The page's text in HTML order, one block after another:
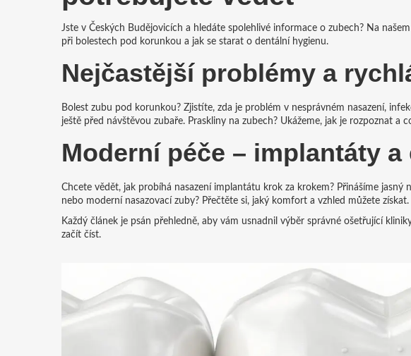
Jste v Českých Budějovicích a hledáte spolehlivé informace o zubech? Na
při bolestech pod korunkou a jak se starat o dentální hygienu.
Nejčastější problémy a
Bolest zubu pod korunkou? Zjistíte, zda je problém v nesprávném nasazení,
ještě před návštěvou zubaře. Praskliny na zubech? Ukážeme, jak je rozpoznat a
Moderní péče – implantáty a
Chcete vědět, jak probíhá nasazení implantátu krok za krokem? Přinášíme
nebo moderní nasazovací zuby? Přečtěte si, jaký komfort a vzhled můžete získat.
Každý článek je psán přehledně, aby vám usnadnil výběr správné ošetřující
začít číst.